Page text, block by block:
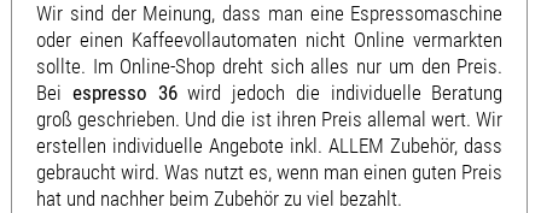
Wir sind der Meinung, dass man eine Espressomaschine
oder einen Kaffeevollautomaten nicht Online vermarkten
sollte. Im Online-Shop dreht sich alles nur um den Preis.
Bei espresso 36wird jedoch die individuelle Beratung
groß geschrieben. Und die ist ihren Preis allemal wert. Wir
erstellen individuelle Angebote inkl. ALLEM Zubehör, dass
gebraucht wird. Was nutzt es, wenn man einen guten Preis
hat und nachher beim Zubehör zu viel bezahlt.